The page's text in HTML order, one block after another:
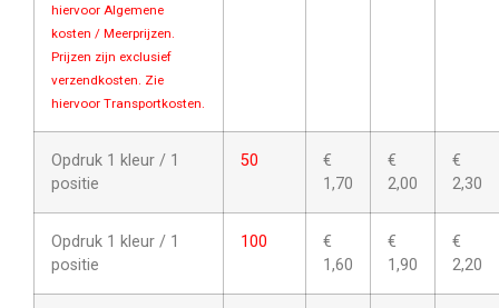
hiervoor Algemene
kosten / Meerprijzen.
Prijzen zijn exclusief
verzendkosten. Zie
hiervoor Transportkosten.
Opdruk 1 kleur / 1
positie
50
€
1,70
€
2,00
€
2,30
Opdruk 1 kleur / 1
positie
100
€
1,60
€
1,90
€
2,20